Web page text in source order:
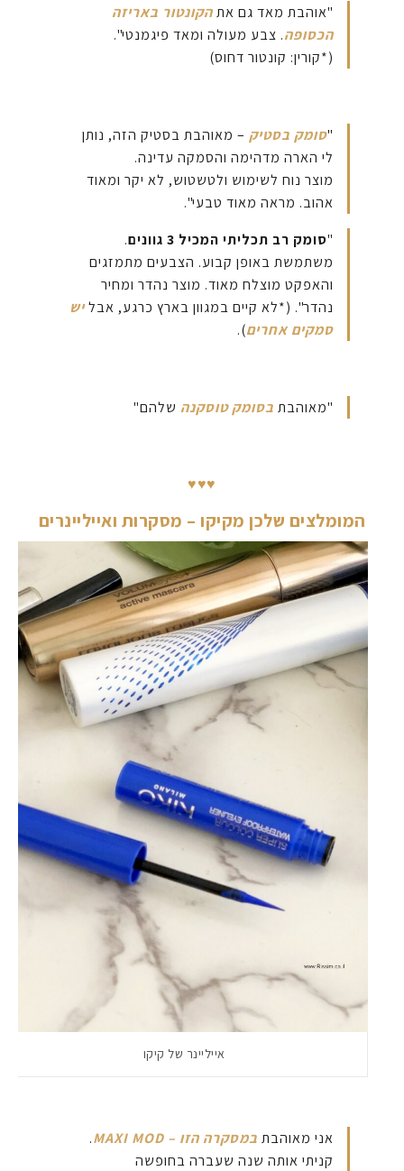
"אוהבת מאד גם אתהקונטור באריזה
הכסופה. צבע מעולה ומאד פיגמנטי".
(*קורין: קונטור דחוס)
"סומק בסטיק – מאוהבת בסטיק הזה, נותן
לי הארה מדהימה והסמקה עדינה.
מוצר נוח לשימוש ולטשטוש, לא יקר ומאוד
אהוב. מראה מאוד טבעי".
"סומק רב תכליתי המכיל 3 גוונים
.
משתמשת באופן קבוע. הצבעים מתמזגים
והאפקט מוצלח מאוד. מוצר נהדר ומחיר
נהדר". (*לא קיים במגוון בארץ כרגע, אבליש
סמקים אחרים).
"מאוהבת בסומק טוסקנה שלהם"
♥♥♥
המומלצים שלכן מקיקו – מסקרות ואייליינרים
אייליינר של קיקו
אני מאוהבת במסקרה הזו – MAXI MOD
.
קניתי אותה שנה שעברה בחופשה